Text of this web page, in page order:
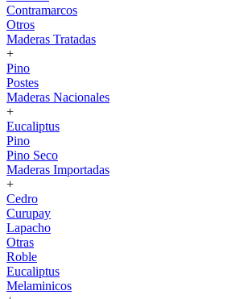
Contramarcos
Otros
Maderas Tratadas
+
Pino
Postes
Maderas Nacionales
+
Eucaliptus
Pino
Pino Seco
Maderas Importadas
+
Cedro
Curupay
Lapacho
Otras
Roble
Eucaliptus
Melaminicos